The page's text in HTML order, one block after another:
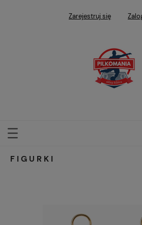
Zarejestruj się
FIGURKI